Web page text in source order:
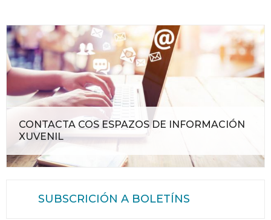
CONTACTA COS ESPAZOS DE INFORMACIÓN
XUVENIL
SUBSCRICIÓN A BOLETÍNS